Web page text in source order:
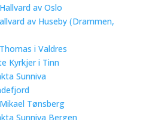
av Oslo
av Huseby (Drammen,
i Valdres
Kyrkjer i Tinn
Sunniva
Tønsberg
Sunniva Bergen